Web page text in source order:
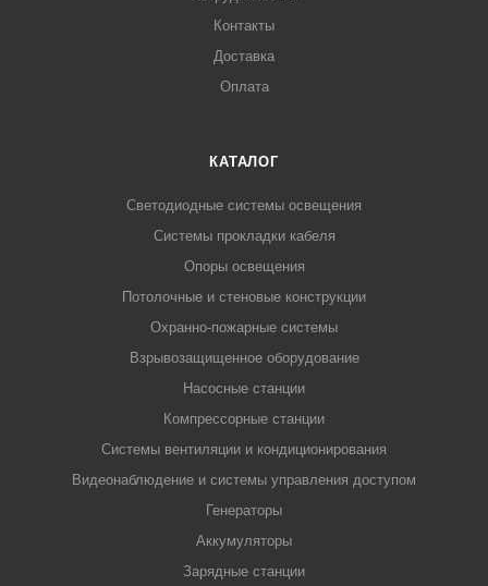
Контакты
Доставка
Оплата
КАТАЛОГ
Светодиодные системы освещения
Системы прокладки кабеля
Опоры освещения
Потолочные и стеновые конструкции
Охранно-пожарные системы
Взрывозащищенное оборудование
Насосные станции
Компрессорные станции
Системы вентиляции и кондиционирования
Видеонаблюдение и системы управления доступом
Генераторы
Аккумуляторы
Зарядные станции